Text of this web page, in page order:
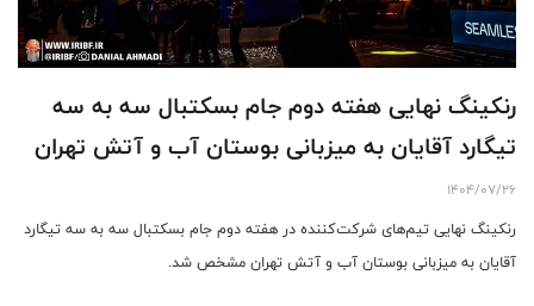
رنکینگ نهایی هفته دوم جام بسکتبال سه به سه
تیگارد آقایان به میزبانی بوستان آب و آتش تهران
1404/07/26
رنکینگ نهایی تیم‌های شرکت‌کننده در هفته دوم جام بسکتبال سه به سه تیگارد
آقایان به میزبانی بوستان آب و آتش تهران مشخص شد.